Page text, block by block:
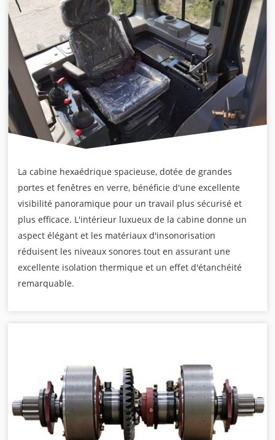
La cabine hexaédrique spacieuse, dotée de grandes
portes et fenêtres en verre, bénéficie d'une excellente
visibilité panoramique pour un travail plus sécurisé et
plus efficace. L'intérieur luxueux de la cabine donne un
aspect élégant et les matériaux d'insonorisation
réduisent les niveaux sonores tout en assurant une
excellente isolation thermique et un effet d'étanchéité
remarquable.